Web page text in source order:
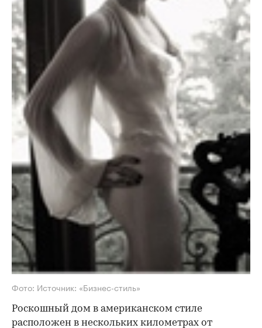
Фото: Источник: «Бизнес-стиль»
Роскошный дом в американском стиле
расположен в нескольких километрах от